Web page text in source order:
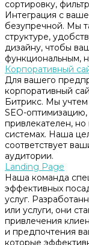
сортировку,
Интеграция с
безупречной. Мы
структуре,
дизайну, чтобы
функциональным,
Корпоративный
Для вашего
корпоративный
Битрикс. Мы
SEO-
привлекателен,
системах. Наша
соответствует
аудитории.
Landing Page
Наша команда
эффективных
услуг.
или услуги, они
привлечения
и предпочтения
которые